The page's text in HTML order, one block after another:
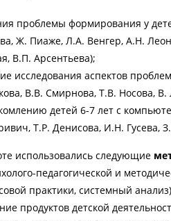
проблемы формирования у
Ж. Пиаже, Л.А. Венгер, А.Н.
В.П. Арсентьева);
исследования аспектов
В.В. Смирнова, Т.В. Носова,
детей 6-7 лет с
Т.Р. Денисова, И.Н. Гусева,
использовались следующие
педагогической и
практики, системный
продуктов детской